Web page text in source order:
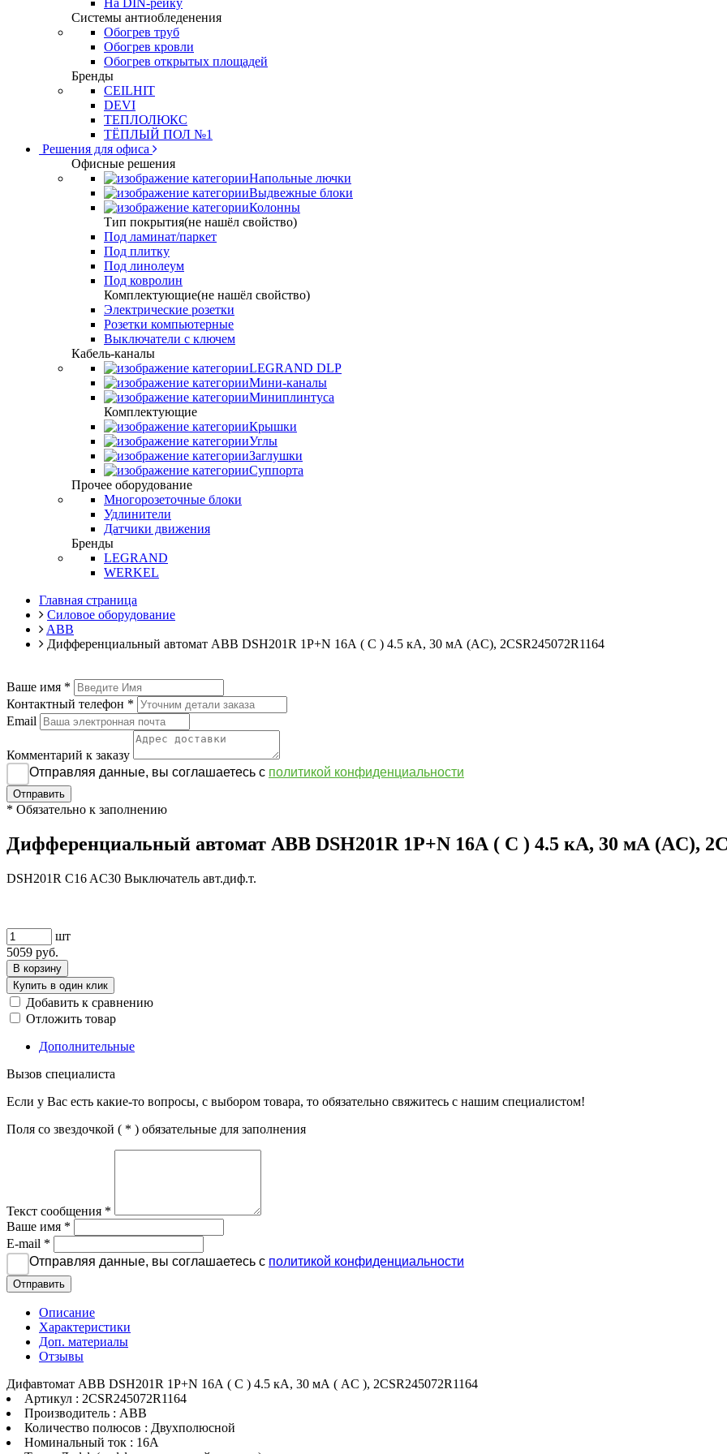
На DIN-рейку
Системы антиобледенения
Обогрев труб
Обогрев кровли
Обогрев открытых площадей
Бренды
CEILHIT
DEVI
ТЕПЛОЛЮКС
ТЁПЛЫЙ ПОЛ №1
Решения для офиса
Офисные решения
Напольные лючки
Выдвежные блоки
Колонны
Тип покрытия(не нашёл свойство)
Под ламинат/паркет
Под плитку
Под линолеум
Под ковролин
Комплектующие(не нашёл свойство)
Электрические розетки
Розетки компьютерные
Выключатели с ключем
Кабель-каналы
LEGRAND DLP
Мини-каналы
Миниплинтуса
Комплектующие
Крышки
Углы
Заглушки
Суппорта
Прочее оборудование
Многорозеточные блоки
Удлинители
Датчики движения
Бренды
LEGRAND
WERKEL
Главная страница
Силовое оборудование
ABB
Дифференциальный автомат ABB DSH201R 1P+N 16А ( C ) 4.5 кА, 30 мА (AC), 2CSR245072R1164
Ваше имя *
Контактный телефон *
Email
Комментарий к заказу
Отправляя данные, вы соглашаетесь с политикой конфиденциальности
Отправить
* Обязательно к заполнению
Дифференциальный автомат ABB DSH201R 1P+N 16А ( C ) 4.5 кА, 30 мА (AC),
DSH201R C16 AC30 Выключатель авт.диф.т.
шт
5059 руб.
В корзину
Купить в один клик
Добавить к сравнению
Отложить товар
Дополнительные
Вызов специалиста
Если у Вас есть какие-то вопросы, с выбором товара, то обязательно свяжитесь с нашим специалистом!
Поля со звездочкой ( * ) обязательные для заполнения
Текст сообщения *
Ваше имя *
E-mail *
Отправляя данные, вы соглашаетесь с политикой конфиденциальности
Отправить
Описание
Характеристики
Доп. материалы
Отзывы
Дифавтомат ABB DSH201R 1P+N 16А ( C ) 4.5 кА, 30 мА ( AC ), 2CSR245072R1164
Артикул : 2CSR245072R1164
Производитель : ABB
Количество полюсов : Двухполюсной
Номинальный ток : 16A